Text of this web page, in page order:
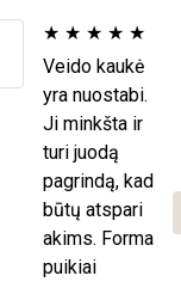
★ ★ ★ ★ ★
Veido kaukė
yra nuostabi.
Ji minkšta ir
turi juodą
pagrindą, kad
būtų atspari
akims. Forma
puikiai